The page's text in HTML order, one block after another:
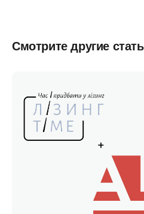
Смотрите другие